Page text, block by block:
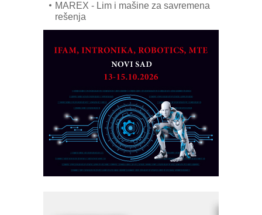
MAREX - Lim i mašine za savremena
rešenja
partner
CTO - Prilagodite svoju toplinsku
Razvoj asortimanskog pravca MINI-
PLC AKYTEC
AUKOM: Svetski standard metrologije
dostupan u Srbiji
MOTOMAN – NEXT-Robotika vođena
veštačkom inteligencijom
I.SAFE MOBILE revolucioniše